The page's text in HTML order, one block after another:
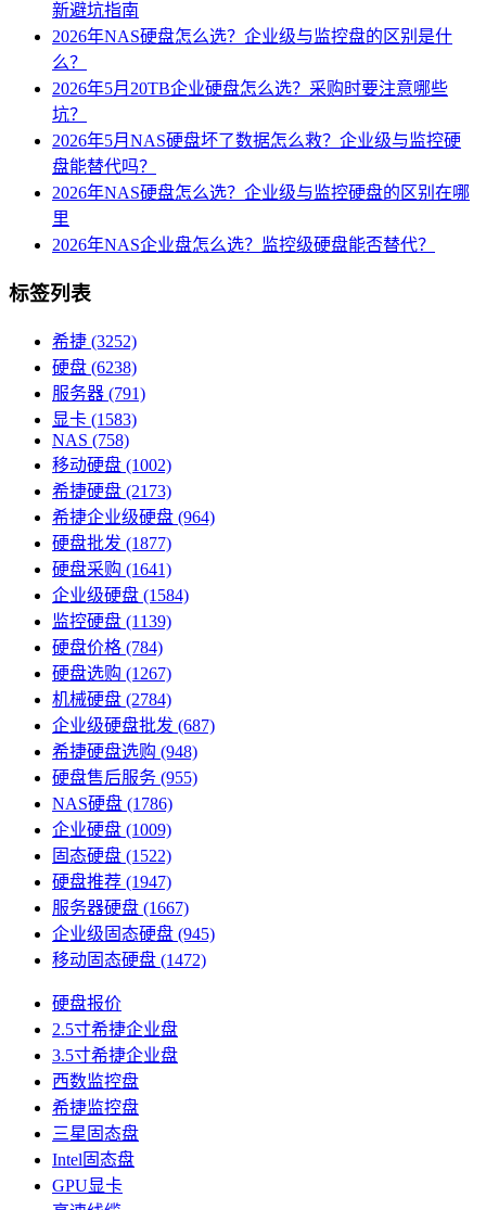
新避坑指南
2026年NAS硬盘怎么选？企业级与监控盘的区别是什
么？
2026年5月20TB企业硬盘怎么选？采购时要注意哪些
坑？
2026年5月NAS硬盘坏了数据怎么救？企业级与监控硬
盘能替代吗？
2026年NAS硬盘怎么选？企业级与监控硬盘的区别在哪
里
2026年NAS企业盘怎么选？监控级硬盘能否替代？
标签列表
希捷 (3252)
硬盘 (6238)
服务器 (791)
显卡 (1583)
NAS (758)
移动硬盘 (1002)
希捷硬盘 (2173)
希捷企业级硬盘 (964)
硬盘批发 (1877)
硬盘采购 (1641)
企业级硬盘 (1584)
监控硬盘 (1139)
硬盘价格 (784)
硬盘选购 (1267)
机械硬盘 (2784)
企业级硬盘批发 (687)
希捷硬盘选购 (948)
硬盘售后服务 (955)
NAS硬盘 (1786)
企业硬盘 (1009)
固态硬盘 (1522)
硬盘推荐 (1947)
服务器硬盘 (1667)
企业级固态硬盘 (945)
移动固态硬盘 (1472)
硬盘报价
2.5寸希捷企业盘
3.5寸希捷企业盘
西数监控盘
希捷监控盘
三星固态盘
Intel固态盘
GPU显卡